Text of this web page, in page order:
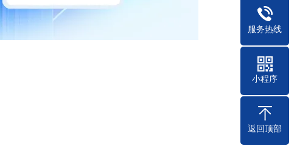
服务热线
小程序
返回顶部